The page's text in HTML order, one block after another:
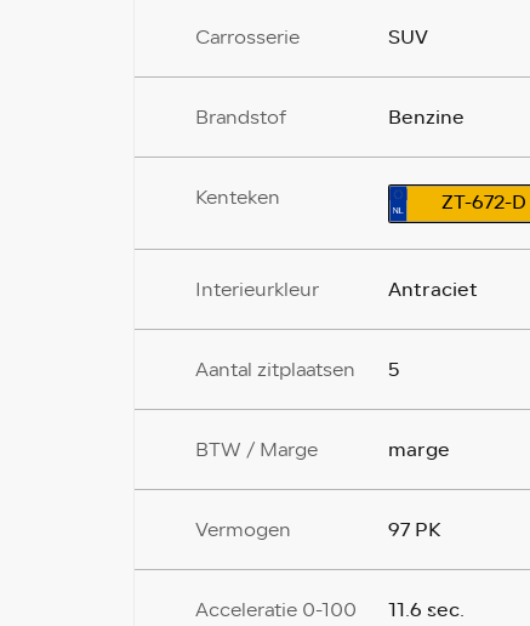
Carrosserie SUV
Brandstof Benzine
Kenteken ZT-672-D
Interieurkleur Antraciet
Aantal zitplaatsen 5
BTW / Marge marge
Vermogen 97 PK
Acceleratie 0-100 11.6 sec.